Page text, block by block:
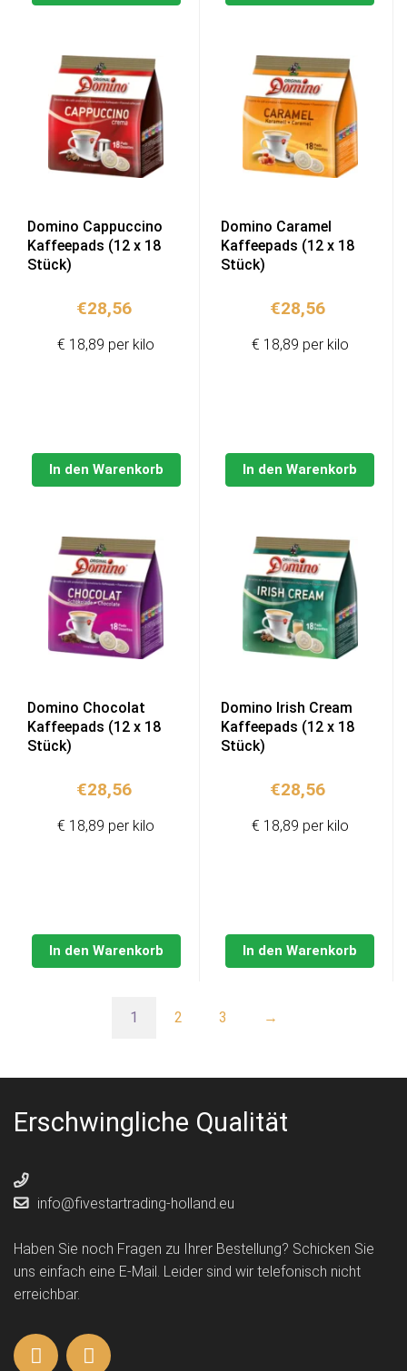
Domino Cappuccino
Kaffeepads (12 x 18
Stück)
€28,56
In den Warenkorb
€ 18,89 per kilo
Domino Caramel
Kaffeepads (12 x 18
Stück)
€28,56
In den Warenkorb
€ 18,89 per kilo
Domino Chocolat
Kaffeepads (12 x 18
Stück)
€28,56
In den Warenkorb
€ 18,89 per kilo
Domino Irish Cream
Kaffeepads (12 x 18
Stück)
€28,56
In den Warenkorb
€ 18,89 per kilo
1 2 3 →
Erschwingliche Qualität
info@fivestartrading-holland.eu
Haben Sie noch Fragen zu Ihrer Bestellung? Schicken Sie
uns einfach eine E-Mail. Leider sind wir telefonisch nicht
erreichbar.